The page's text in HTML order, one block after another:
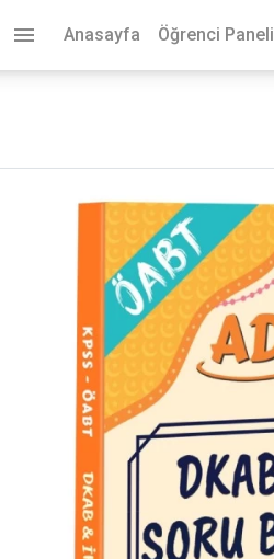
menu Anasayfa Öğrenci Paneli